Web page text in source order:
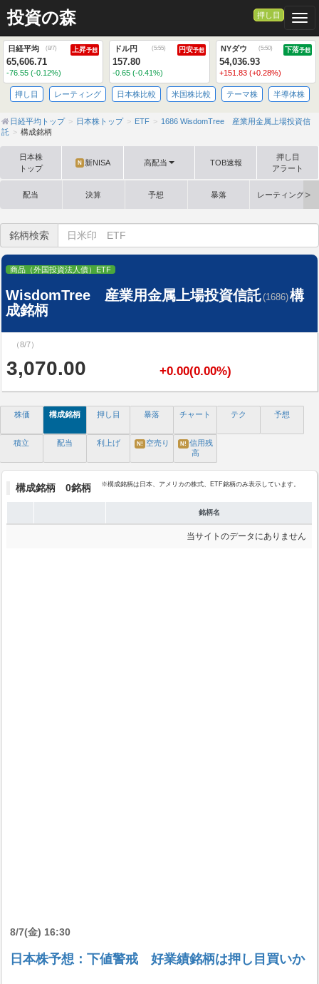
投資の森 押し目
日経平均 (8/7) 上昇予想
65,606.71
-76.55 (-0.12%)
ドル円 (5:55) 円安予想
157.80
-0.65 (-0.41%)
NYダウ (5:50) 下落予想
54,036.93
+151.83 (+0.28%)
押し目 レーティング 日本株比較 米国株比較 テーマ株 半導体株
日経平均トップ 日本株トップ ETF
1686 WisdomTree 産業用金属上場投資信
託
構成銘柄
日本株
トップ
N 新NISA 高配当 TOB速報
押し目
アラート
配当 決算 予想 暴落 レーティング格
銘柄検索
商品（外国投資法人債）ETF
WisdomTree 産業用金属上場投資信託(1686)構
成銘柄
（8/7）
3,070.00 +0.00(0.00%)
株価 構成銘柄 押し目 暴落 チャート テク 予想
積立 配当 利上げ N! 空売り N! 信用残
高
構成銘柄 0銘柄 ※構成銘柄は日本、アメリカの株式、ETF銘柄のみ表示しています。
銘柄名
当サイトのデータにありません
8/7(金) 16:30
日本株予想：下値警戒 好業績銘柄は押し目買いか